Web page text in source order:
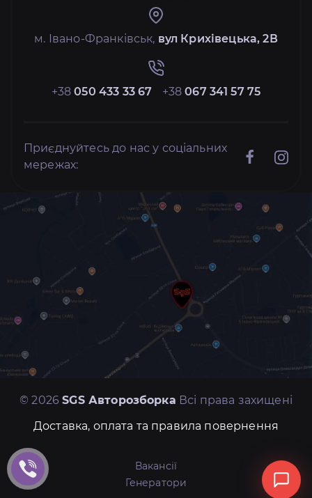
м. Івано-Франківськ, вул Крихівецька, 2В
+38050 433 33 67 +38067 341 57 75
Приєднуйтесь до нас у соціальних
мережах:
© 2026SGS Авторозборка Всі права захищені
Доставка, оплата та правила повернення
Вакансії
Генератори